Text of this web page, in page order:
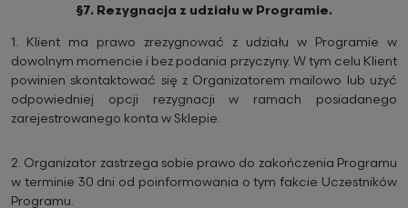
§7. Rezygnacja z udziału w Programie.
1.
Klient ma prawo zrezygnować z udziału w Programie w
dowolnym momencie i bez podania przyczyny. W tym celu Klient
powinien skontaktować się z Organizatorem mailowo lub użyć
odpowiedniej opcji rezygnacji w ramach posiadanego
zarejestrowanego konta w Sklepie.
2. Organizator zastrzega sobie prawo do zakończenia Programu
w terminie 30 dni od poinformowania o tym fakcie Uczestników
Programu.